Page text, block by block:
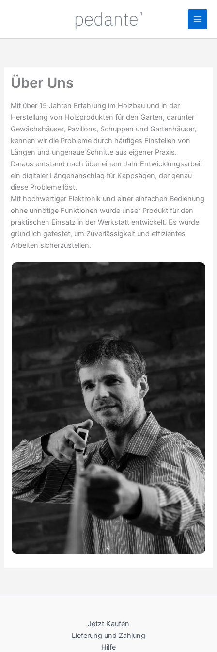
Über Uns
Mit über 15 Jahren Erfahrung im Holzbau und in der
Herstellung von Holzprodukten für den Garten, darunter
Gewächshäuser, Pavillons, Schuppen und Gartenhäuser,
kennen wir die Probleme durch häufiges Einstellen von
Längen und ungenaue Schnitte aus eigener Praxis.
Daraus entstand nach über einem Jahr Entwicklungsarbeit
ein digitaler Längenanschlag für Kappsägen, der genau
diese Probleme löst.
Mit hochwertiger Elektronik und einer einfachen Bedienung
ohne unnötige Funktionen wurde unser Produkt für den
praktischen Einsatz in der Werkstatt entwickelt. Es wurde
gründlich getestet, um Zuverlässigkeit und effizientes
Arbeiten sicherzustellen.
Jetzt Kaufen
Lieferung und Zahlung
Hilfe